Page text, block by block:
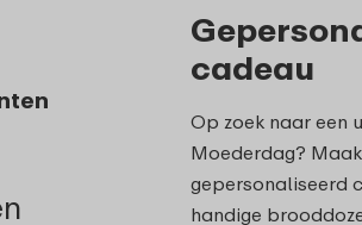
cadeau
Op zoek naar een
Moederdag?
gepersonaliseerd
handige